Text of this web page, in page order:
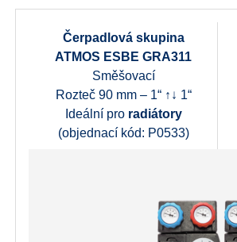
Čerpadlová skupina
ATMOS ESBE GRA311
Směšovací
Rozteč 90 mm – 1“ ↑↓ 1“
Ideální pro radiátory
(objednací kód: P0533)